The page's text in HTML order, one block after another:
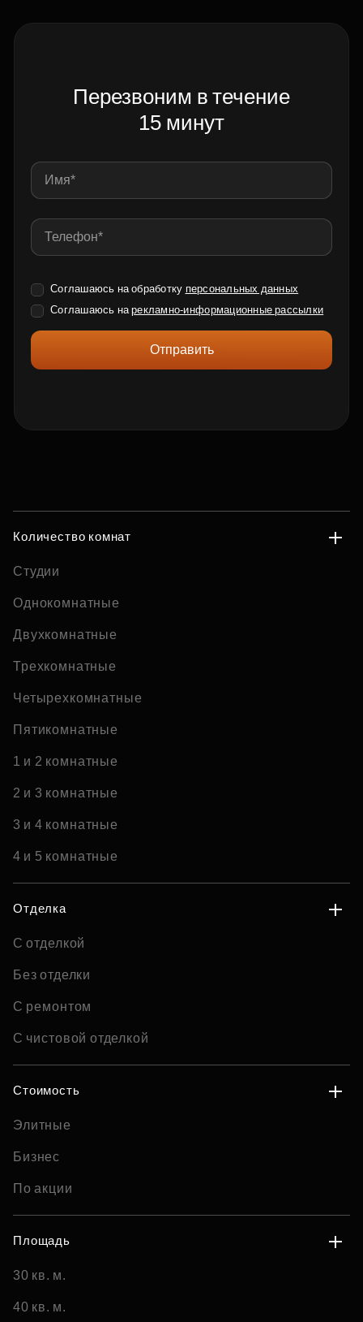
Перезвоним в течение
15 минут
Соглашаюсь на обработку персональных данных
Соглашаюсь нарекламно-информационные рассылки
Отправить
Количество комнат
Студии
Однокомнатные
Двухкомнатные
Трехкомнатные
Четырехкомнатные
Пятикомнатные
1 и 2 комнатные
2 и 3 комнатные
3 и 4 комнатные
4 и 5 комнатные
Отделка
С отделкой
Без отделки
С ремонтом
С чистовой отделкой
Стоимость
Элитные
Бизнес
По акции
Площадь
30 кв. м.
40 кв. м.